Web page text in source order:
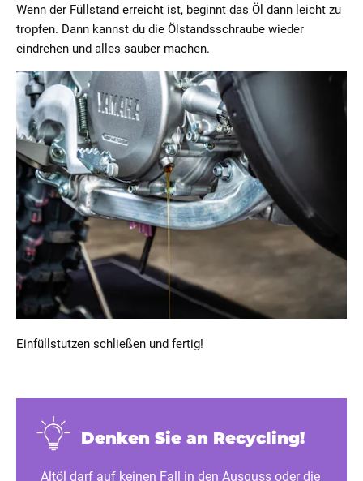
Wenn der Füllstand erreicht ist, beginnt das Öl dann leicht zu
tropfen. Dann kannst du die Ölstandsschraube wieder
eindrehen und alles sauber machen.
Einfüllstutzen schließen und fertig!
Denken Sie an Recycling!
Altöl darf auf keinen Fall in den Ausguss oder die